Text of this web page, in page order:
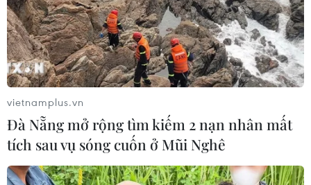
vietnamplus.vn
Đà Nẵng mở rộng tìm kiếm 2 nạn nhân mất
tích sau vụ sóng cuốn ở Mũi Nghê